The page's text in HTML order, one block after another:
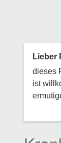
Lieber
dieses
ist